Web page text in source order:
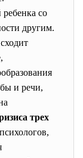
со
другим.
и речи,
трех